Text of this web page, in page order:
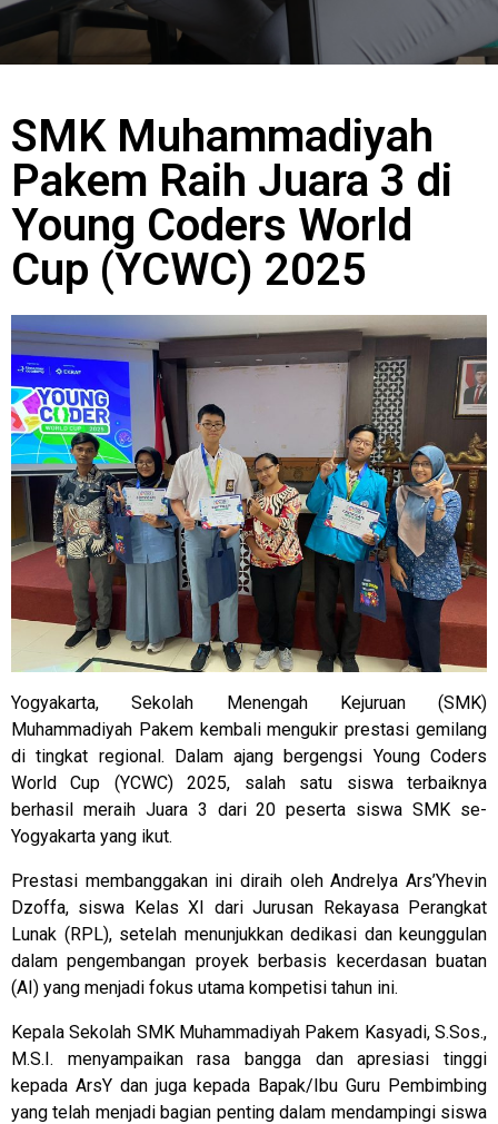
SMK Muhammadiyah
Pakem Raih Juara 3 di
Young Coders World
Cup (YCWC) 2025
Yogyakarta, Sekolah Menengah Kejuruan (SMK)
Muhammadiyah Pakem kembali mengukir prestasi gemilang
di tingkat regional. Dalam ajang bergengsi Young Coders
World Cup (YCWC) 2025, salah satu siswa terbaiknya
berhasil meraih Juara 3 dari 20 peserta siswa SMK se-
Yogyakarta yang ikut.
Prestasi membanggakan ini diraih oleh Andrelya Ars’Yhevin
Dzoffa, siswa Kelas XI dari Jurusan Rekayasa Perangkat
Lunak (RPL), setelah menunjukkan dedikasi dan keunggulan
dalam pengembangan proyek berbasis kecerdasan buatan
(AI) yang menjadi fokus utama kompetisi tahun ini.
Kepala Sekolah SMK Muhammadiyah Pakem Kasyadi, S.Sos.,
M.S.I. menyampaikan rasa bangga dan apresiasi tinggi
kepada ArsY dan juga kepada Bapak/Ibu Guru Pembimbing
yang telah menjadi bagian penting dalam mendampingi siswa